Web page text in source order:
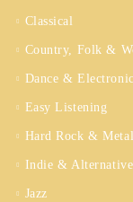
Classical
Country, Folk &
Dance & Electronic
Easy Listening
Hard Rock & Metal
Indie & Alternative
Jazz